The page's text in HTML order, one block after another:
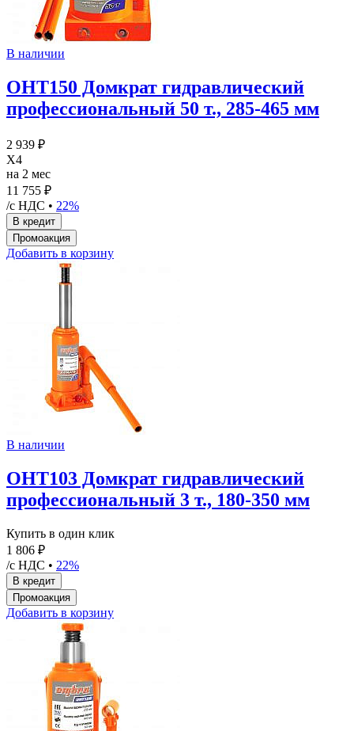
В наличии
OHT150 Домкрат гидравлический
профессиональный 50 т., 285-465 мм
2 939 ₽
X4
на 2 мес
11 755 ₽
/с НДС • 22%
Добавить в корзину
В наличии
OHT103 Домкрат гидравлический
профессиональный 3 т., 180-350 мм
Купить в один клик
1 806 ₽
/с НДС • 22%
Добавить в корзину